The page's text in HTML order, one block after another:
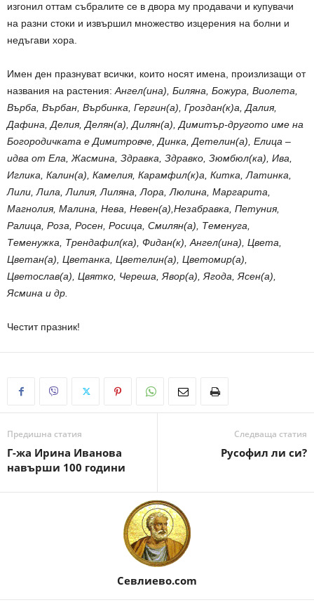
изгонил оттам събралите се в двора му продавачи и купувачи
на разни стоки и извършил множество изцерения на болни и
недъгави хора.
Имен ден празнуват всички, които носят имена, произлизащи от
названия на растения: Ангел(ина), Биляна, Божура, Виолета,
Върба, Върбан, Върбинка, Гергин(а), Гроздан(к)а, Далия,
Дафина, Делия, Делян(а), Дилян(а), Димитър-другото име на
Богородичката е Димитровче, Динка, Детелин(а), Елица –
идва от Ела, Жасмина, Здравка, Здравко, Зюмбюл(ка), Ива,
Иглика, Калин(а), Камелия, Карамфил(к)а, Китка, Латинка,
Лили, Лила, Лилия, Лиляна, Лора, Люлина, Маргарита,
Магнолия, Малина, Нева, Невен(а),Незабравка, Петуния,
Ралица, Роза, Росен, Росица, Смилян(а), Теменуга,
Теменужка, Трендафил(ка), Фидан(к), Ангел(ина), Цвета,
Цветан(а), Цветанка, Цветелин(а), Цветомир(а),
Цветослав(а), Цвятко, Череша, Явор(а), Ягода, Ясен(а),
Ясмина и др.
Честит празник!
Предишна статия
Г-жа Ирина Иванова
навърши 100 години
Следваща статия
Русофил ли си?
Севлиево.com